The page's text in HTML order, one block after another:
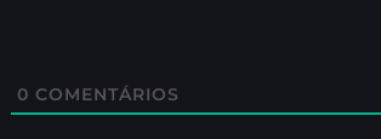
0 COMENTÁRIOS